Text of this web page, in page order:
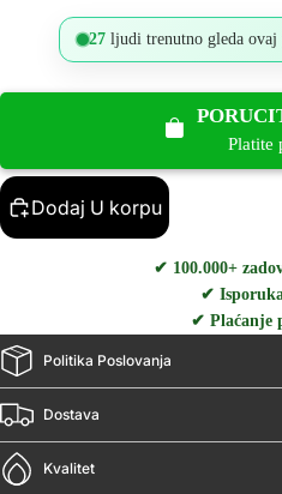
27 ljudi trenutno gleda
Platite
Dodaj U korpu
✔ 100.000+
✔
✔ Plaćanje
Politika Poslovanja
Dostava
Kvalitet